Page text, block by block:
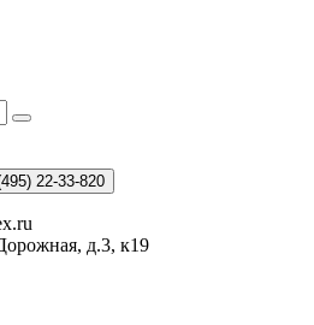
22-33-820
д.3, к19